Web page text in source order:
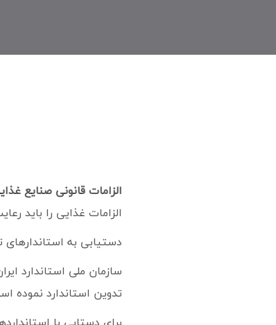
الزامات قانونی صنایع
الزامات غذایی را باید
دستیابی به
سازمان ملی استاندارد
تدوین استاندارد نموده